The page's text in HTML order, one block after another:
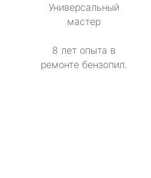
Универсальный
мастер
8 лет опыта в
ремонте бензопил.